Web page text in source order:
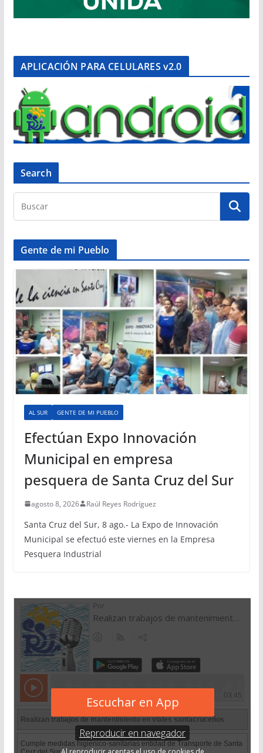
APLICACIÓN PARA CELULARES v2.0
Search
Gente de mi Pueblo
AL SUR GENTE DE MI PUEBLO
Efectúan Expo Innovación
Municipal en empresa
pesquera de Santa Cruz del Sur
agosto 8, 2026 Raúl Reyes Rodríguez
Santa Cruz del Sur, 8 ago.- La Expo de Innovación
Municipal se efectuó este viernes en la Empresa
Pesquera Industrial